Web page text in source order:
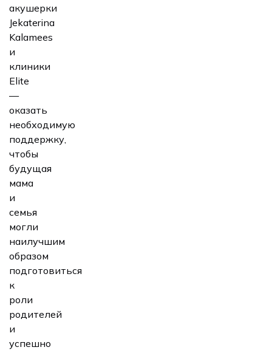
акушерки
Jekaterina
Kalamees
и
клиники
Elite
—
оказать
необходимую
поддержку,
чтобы
будущая
мама
и
семья
могли
наилучшим
образом
подготовиться
к
роли
родителей
и
успешно